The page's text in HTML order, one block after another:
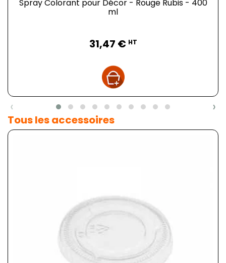
Spray Colorant pour Décor - Rouge Rubis - 400
ml
31,47 € HT
‹ ›
Tous les accessoires